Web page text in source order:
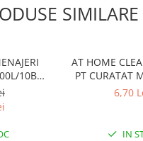
SIMILARE
10BUC
AT HOME
PT CURATAT
SPALAT6,70
IN